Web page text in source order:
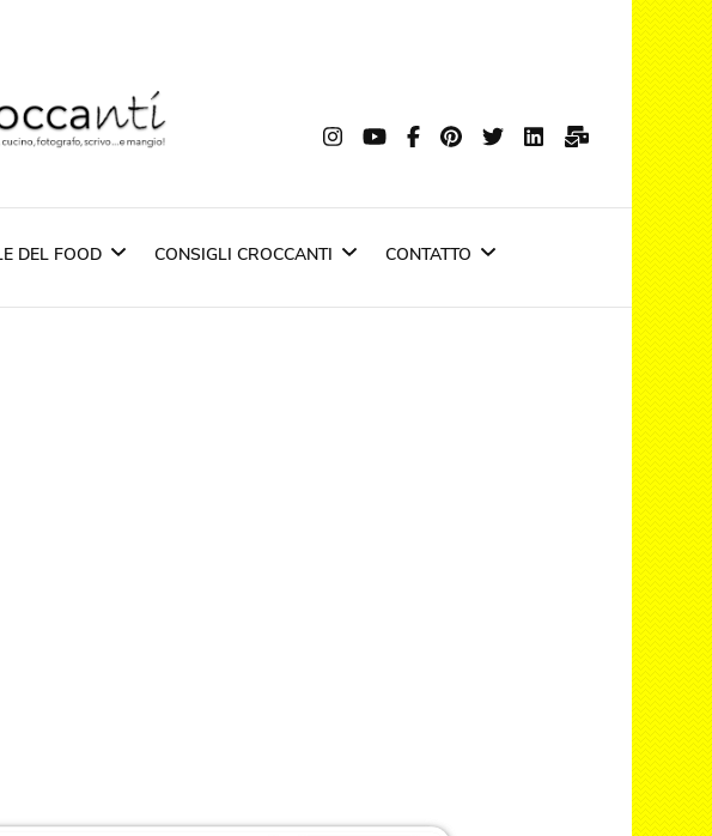
Italpepe
DEL FOOD CONSIGLI CROCCANTI CONTATTO